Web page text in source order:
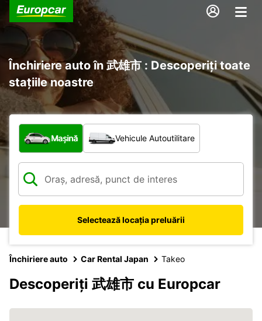
Închiriere auto în 武雄市 : Descoperiți toate
stațiile noastre
Ce tip de vehicul?
Mașină Vehicule Autoutilitare
Selectează locația preluării
Închiriere auto Car Rental Japan Takeo
Descoperiți 武雄市 cu Europcar